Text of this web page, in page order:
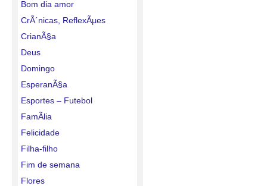
Bom dia amor
CrÃ´nicas, ReflexÃµes
CrianÃ§a
Deus
Domingo
EsperanÃ§a
Esportes – Futebol
FamÃ­lia
Felicidade
Filha-filho
Fim de semana
Flores